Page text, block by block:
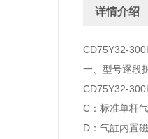
详情介绍
CD75Y32-
一、型号逐段
CD75Y32-
C：标准单杆
D：气缸内置